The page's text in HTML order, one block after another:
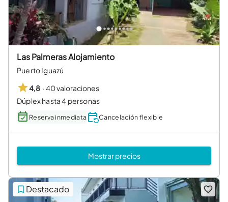
Las Palmeras Alojamiento
Puerto Iguazú
4,8 ·40 valoraciones
Dúplex hasta 4 personas
Reserva inmediata Cancelación flexible
Mostrar precios
Destacado